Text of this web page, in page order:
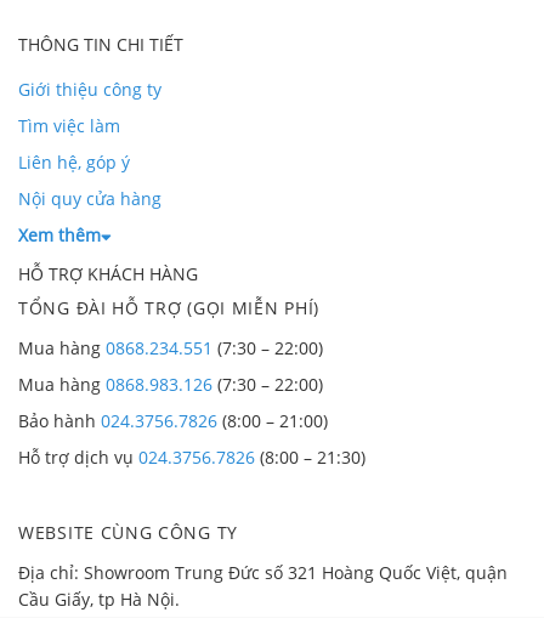
THÔNG TIN CHI TIẾT
Giới thiệu công ty
Tìm việc làm
Liên hệ, góp ý
Nội quy cửa hàng
Xem thêm
HỖ TRỢ KHÁCH HÀNG
TỔNG ĐÀI HỖ TRỢ (GỌI MIỄN PHÍ)
Mua hàng 0868.234.551 (7:30 – 22:00)
Mua hàng 0868.983.126 (7:30 – 22:00)
Bảo hành 024.3756.7826 (8:00 – 21:00)
Hỗ trợ dịch vụ 024.3756.7826 (8:00 – 21:30)
WEBSITE CÙNG CÔNG TY
Địa chỉ: Showroom Trung Đức số 321 Hoàng Quốc Việt, quận
Cầu Giấy, tp Hà Nội.